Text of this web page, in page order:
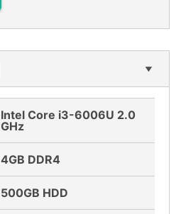
Intel Core i3-6006U 2.0
GHz
4GB DDR4
500GB HDD